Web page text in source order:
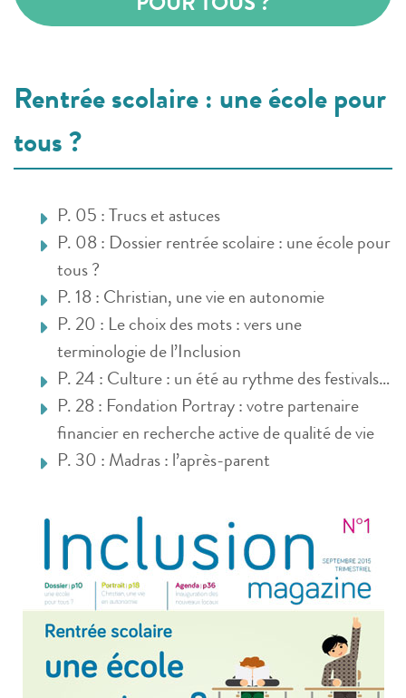
POUR TOUS ?
Rentrée scolaire : une école pour
tous ?
P. 05 : Trucs et astuces
P. 08 : Dossier rentrée scolaire : une école pour
tous ?
P. 18 : Christian, une vie en autonomie
P. 20 : Le choix des mots : vers une
terminologie de l’Inclusion
P. 24 : Culture : un été au rythme des festivals…
P. 28 : Fondation Portray : votre partenaire
financier en recherche active de qualité de vie
P. 30 : Madras : l’après-parent